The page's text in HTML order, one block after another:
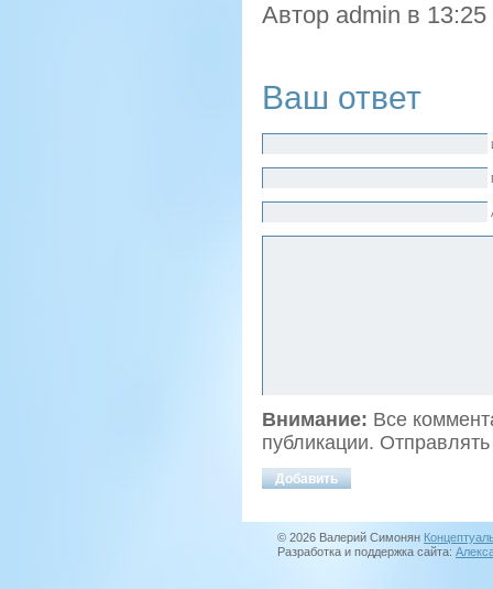
Автор admin в 13:25
Ваш ответ
Внимание: Все
публикации.
© 2026 Валерий Симонян
Разработка и поддержка сайта: